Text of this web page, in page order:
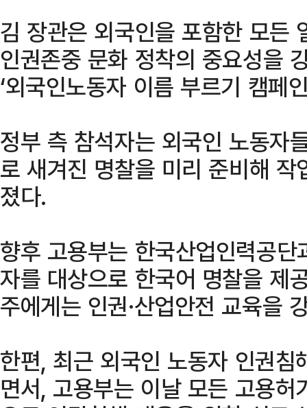
김 장관은 외국인을 포함한 모든
인권존중 문화 정착의 중요성을
‘외국인노동자 이름 부르기 캠페
정부 측 참석자는 외국인 노동자
로 새겨진 명찰을 미리 준비해
졌다.
향후 고용부는 한국산업인력공
자를 대상으로 한국어 명찰을 제
주에게는 인권·산업안전 교육을
한편, 최근 외국인 노동자 인권
면서, 고용부는 이날 모든 고용